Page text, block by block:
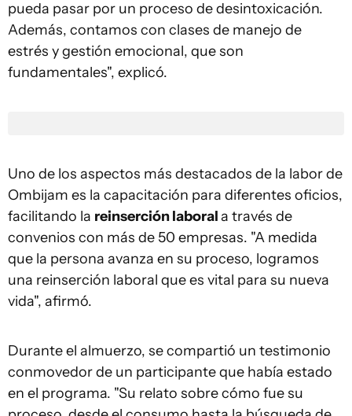
pueda pasar por un proceso de desintoxicación.
Además, contamos con clases de manejo de
estrés y gestión emocional, que son
fundamentales", explicó.
Uno de los aspectos más destacados de la labor de
Ombijam es la capacitación para diferentes oficios,
facilitando la reinserción laborala través de
convenios con más de 50 empresas. "A medida
que la persona avanza en su proceso, logramos
una reinserción laboral que es vital para su nueva
vida", afirmó.
Durante el almuerzo, se compartió un testimonio
conmovedor de un participante que había estado
en el programa. "Su relato sobre cómo fue su